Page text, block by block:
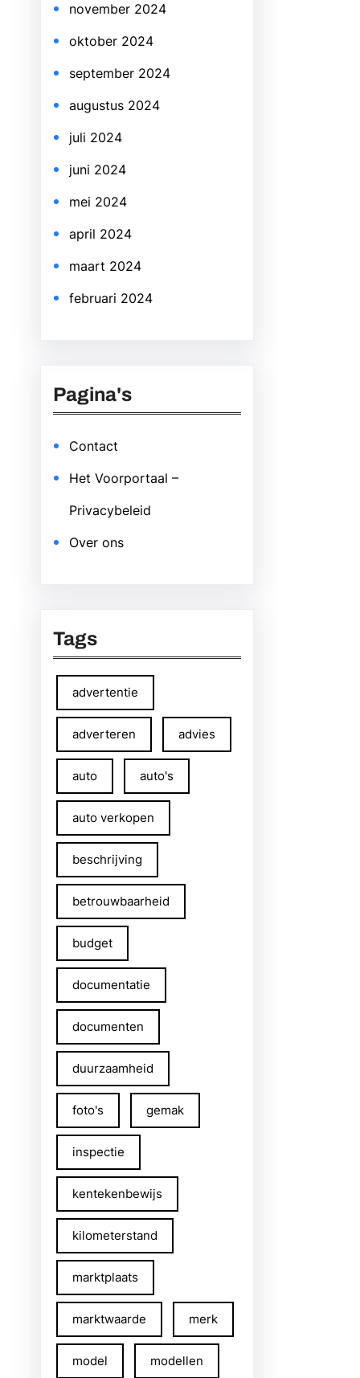
november 2024
oktober 2024
september 2024
augustus 2024
juli 2024
juni 2024
mei 2024
april 2024
maart 2024
februari 2024
Pagina's
Contact
Het Voorportaal –
Privacybeleid
Over ons
Tags
advertentie
adverteren advies
auto auto's
auto verkopen
beschrijving
betrouwbaarheid
budget
documentatie
documenten
duurzaamheid
foto's gemak
inspectie
kentekenbewijs
kilometerstand
marktplaats
marktwaarde merk
model modellen